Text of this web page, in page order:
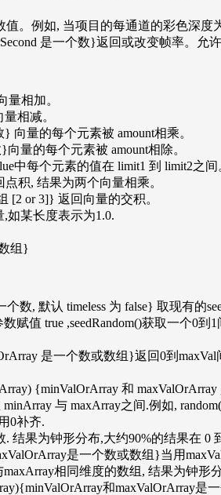
。例如, 当项目的每通道的彩色深度
是一个数}返回或改变帧率。
量相加。
相减。
} 向量的每个元素被 amount相乘。
向量的每个元素被 amount相除。
中每个元素的值在 limit1 到 limit2之间
点积, 结果为两个向量相乘。
[2 or 3]} 返回向量的交积。
,如某长度表示为1.0.
组}
个数, 默认 timeless 为 false} 取现有
赋值 true ,seedRandom()获取一个0到
是一个数或数组}返回0到
{minValOrArray 和
与 maxArray之间.例如,
0补齐.
. 结果为钟形分布,大约90%的结果在 0
是一个数或数组}当用
相同维度的数组, 结果为钟形
和maxValOrArray